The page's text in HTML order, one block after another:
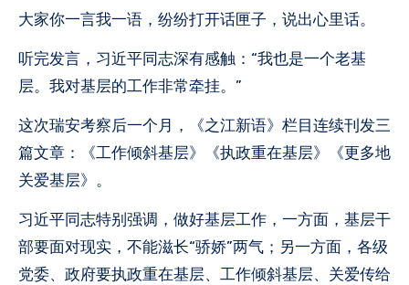
大家你一言我一语，纷纷打开话匣子，说出心里话。
听完发言，习近平同志深有感触：“我也是一个老基
层。我对基层的工作非常牵挂。”
这次瑞安考察后一个月，《之江新语》栏目连续刊发三
篇文章：《工作倾斜基层》《执政重在基层》《更多地
关爱基层》。
习近平同志特别强调，做好基层工作，一方面，基层干
部要面对现实，不能滋长“骄娇”两气；另一方面，各级
党委、政府要执政重在基层、工作倾斜基层、关爱传给